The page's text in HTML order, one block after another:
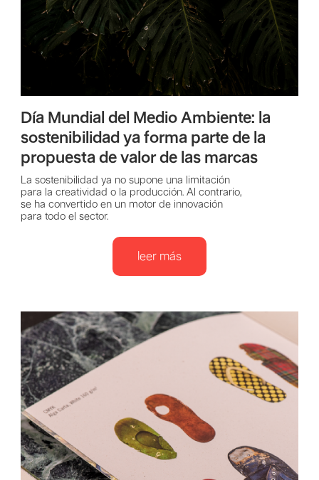
Día Mundial del Medio Ambiente: la
sostenibilidad ya forma parte de la
propuesta de valor de las marcas
La sostenibilidad ya no supone una limitación
para la creatividad o la producción. Al contrario,
se ha convertido en un motor de innovación
para todo el sector.
leer más